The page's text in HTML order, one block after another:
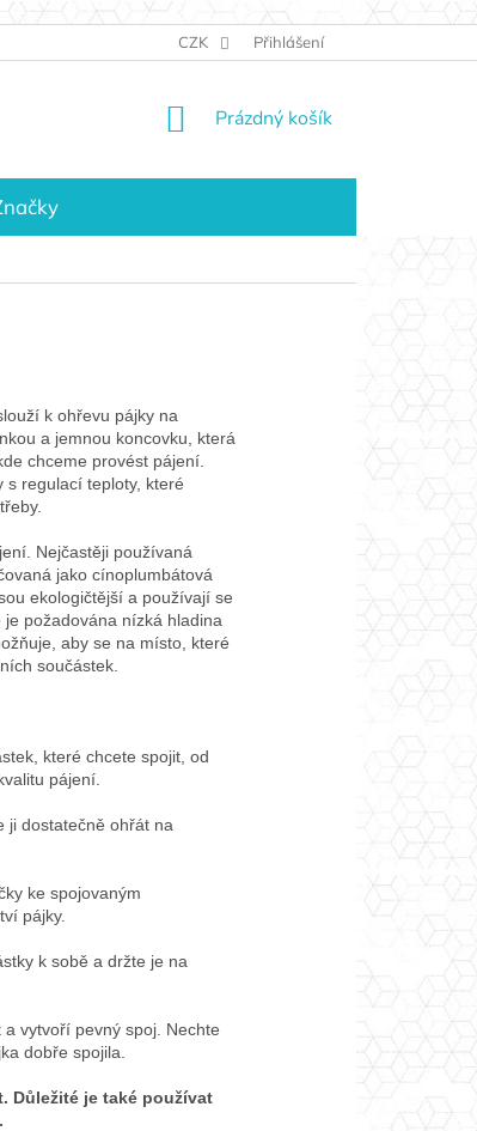
KONTAKTY KDO JSME?
CZK Přihlášení
NÁKUPNÍ
Prázdný košík
k ohřevu pájky na
a jemnou koncovku, která
chceme provést pájení.
s regulací teploty, které
Nejčastěji používaná
jako cínoplumbátová
ekologičtější a používají se
požadována nízká hladina
aby se na místo, které
součástek.
které chcete spojit, od
pájení.
ji dostatečně ohřát na
ke spojovaným
pájky.
k sobě a držte je na
a vytvoří pevný spoj. Nechte
dobře spojila.
Důležité je také používat